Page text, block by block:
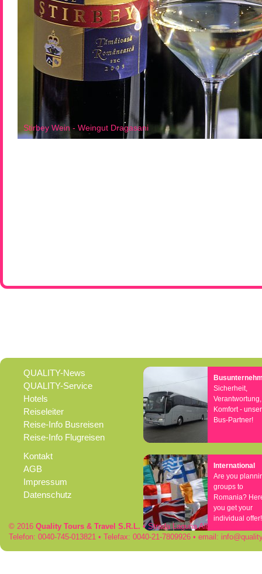
Stirbey Wein - Weingut Dragasani
QUALITY-News
QUALITY-Service
Hotels
Reiseleiter
Reise-Info Busreisen
Reise-Info Flugreisen
Kontakt
AGB
Impressum
Datenschutz
Sicherheit,
Verantwortung,
Komfort -
Bus-Partner!
International
Are you
groups to
Romania?
you get your
individual offer!
© 2016 Quality Tours & Travel S.R.L. • Strada Laguna Albastra 50 • RO-
Telefon: 0040-745-013821 • Telefax: 0040-21-7809926 • email: info